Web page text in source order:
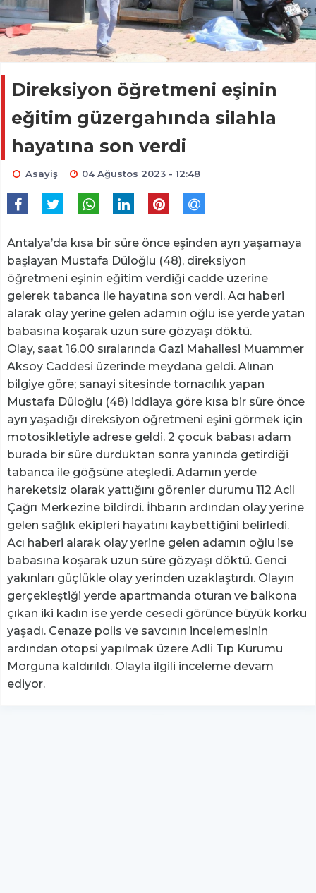
Direksiyon öğretmeni eşinin
eğitim güzergahında silahla
hayatına son verdi
Asayiş 04 Ağustos 2023 - 12:48
Antalya’da kısa bir süre önce eşinden ayrı yaşamaya
başlayan Mustafa Düloğlu (48), direksiyon
öğretmeni eşinin eğitim verdiği cadde üzerine
gelerek tabanca ile hayatına son verdi. Acı haberi
alarak olay yerine gelen adamın oğlu ise yerde yatan
babasına koşarak uzun süre gözyaşı döktü.
Olay, saat 16.00 sıralarında Gazi Mahallesi Muammer
Aksoy Caddesi üzerinde meydana geldi. Alınan
bilgiye göre; sanayi sitesinde tornacılık yapan
Mustafa Düloğlu (48) iddiaya göre kısa bir süre önce
ayrı yaşadığı direksiyon öğretmeni eşini görmek için
motosikletiyle adrese geldi. 2 çocuk babası adam
burada bir süre durduktan sonra yanında getirdiği
tabanca ile göğsüne ateşledi. Adamın yerde
hareketsiz olarak yattığını görenler durumu 112 Acil
Çağrı Merkezine bildirdi. İhbarın ardından olay yerine
gelen sağlık ekipleri hayatını kaybettiğini belirledi.
Acı haberi alarak olay yerine gelen adamın oğlu ise
babasına koşarak uzun süre gözyaşı döktü. Genci
yakınları güçlükle olay yerinden uzaklaştırdı. Olayın
gerçekleştiği yerde apartmanda oturan ve balkona
çıkan iki kadın ise yerde cesedi görünce büyük korku
yaşadı. Cenaze polis ve savcının incelemesinin
ardından otopsi yapılmak üzere Adli Tıp Kurumu
Morguna kaldırıldı. Olayla ilgili inceleme devam
ediyor.